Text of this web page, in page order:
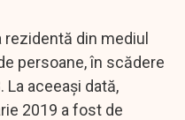
rezidentă din mediul
persoane, în scădere
La aceeaşi dată,
2019 a fost de